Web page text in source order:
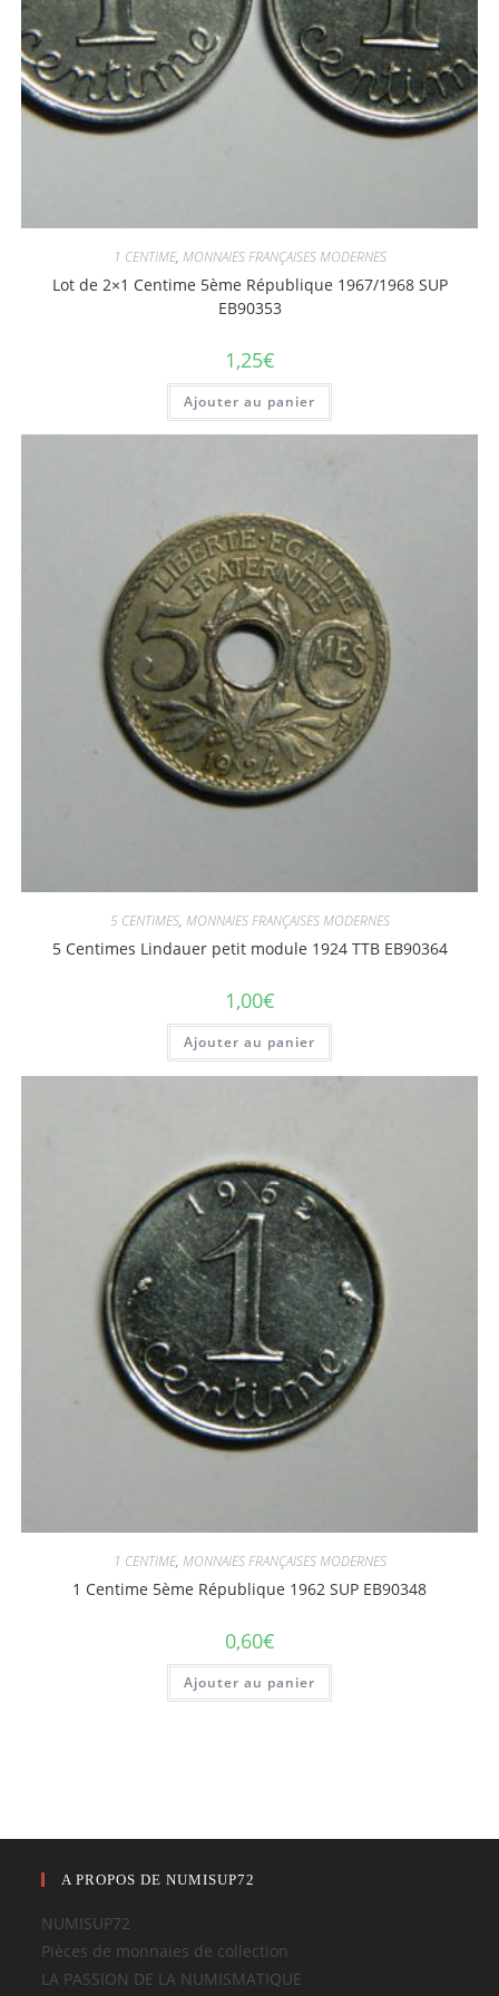
1 CENTIME, MONNAIES FRANÇAISES MODERNES
Lot de 2×1 Centime 5ème République 1967/1968 SUP
EB90353
1,25€
Ajouter au panier
5 CENTIMES, MONNAIES FRANÇAISES MODERNES
5 Centimes Lindauer petit module 1924 TTB EB90364
1,00€
Ajouter au panier
1 CENTIME, MONNAIES FRANÇAISES MODERNES
1 Centime 5ème République 1962 SUP EB90348
0,60€
Ajouter au panier
A PROPOS DE NUMISUP72
NUMISUP72
Pièces de monnaies de collection
LA PASSION DE LA NUMISMATIQUE